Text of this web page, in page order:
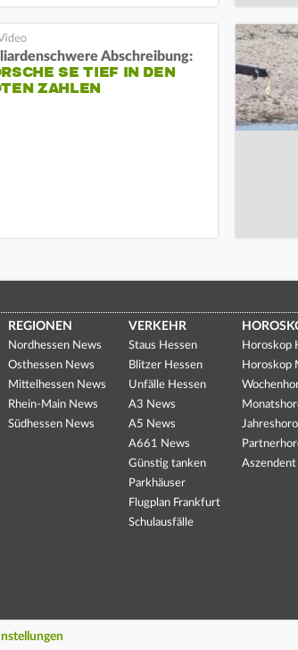
Abschreibung:
SE TIEF IN DEN
ZAHLEN
REGIONEN
Nordhessen News
Osthessen News
Mittelhessen News
Rhein-Main News
Südhessen News
VERKEHR
Staus Hessen
Blitzer Hessen
Unfälle Hessen
A3 News
A5 News
A661 News
Günstig tanken
Parkhäuser
Flugplan Frankfurt
Schulausfälle
Horoskop
Horoskop
Aszendent